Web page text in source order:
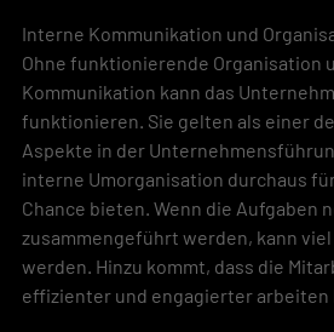
Interne Kommunikation und
Ohne funktionierende Organisation
Kommunikation kann das
funktionieren. Sie gelten als einer
Aspekte in der
interne Umorganisation durchaus
Chance bieten. Wenn die Aufgaben
zusammengeführt werden, kann
werden. Hinzu kommt, dass die
effizienter und engagierter arbeiten